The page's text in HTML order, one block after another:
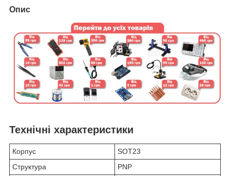
Опис
Технічні характеристики
Корпус
SOT23
Структура
PNP